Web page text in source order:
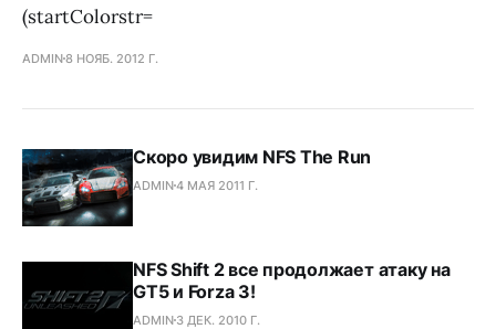
(startColorstr=
ADMIN8 НОЯБ. 2012 Г.
Скоро увидим NFS The Run
ADMIN4 МАЯ 2011 Г.
NFS Shift 2 все продолжает атаку на
GT5 и Forza 3!
ADMIN 3 ДЕК. 2010 Г.